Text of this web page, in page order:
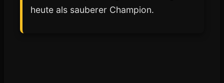
heute als sauberer Champion.